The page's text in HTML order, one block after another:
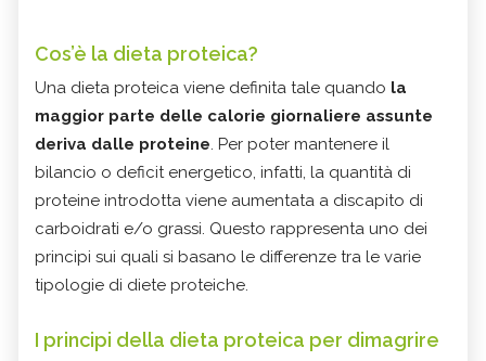
Cos’è la dieta proteica?
Una dieta proteica viene definita tale quando la
maggior parte delle calorie giornaliere assunte
deriva dalle proteine. Per poter mantenere il
bilancio o deficit energetico, infatti, la quantità di
proteine introdotta viene aumentata a discapito di
carboidrati e/o grassi. Questo rappresenta uno dei
principi sui quali si basano le differenze tra le varie
tipologie di diete proteiche.
I principi della dieta proteica per dimagrire